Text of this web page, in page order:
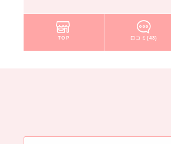
TOP 口コミ(43)